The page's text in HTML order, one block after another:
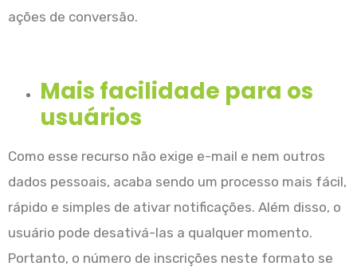
ações de conversão.
Mais facilidade para os
usuários
Como esse recurso não exige e-mail e nem outros
dados pessoais, acaba sendo um processo mais fácil,
rápido e simples de ativar notificações. Além disso, o
usuário pode desativá-las a qualquer momento.
Portanto, o número de inscrições neste formato se